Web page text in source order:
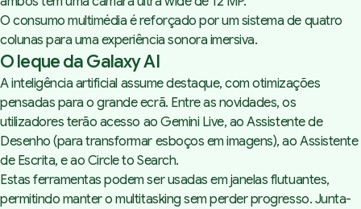
O consumo multimédia é reforçado por um sistema de quatro
colunas para uma experiência sonora imersiva.
O leque da Galaxy AI
A inteligência artificial assume destaque, com otimizações
pensadas para o grande ecrã. Entre as novidades, os
utilizadores terão acesso ao Gemini Live, ao Assistente de
Desenho (para transformar esboços em imagens), ao Assistente
de Escrita, e ao Circle to Search.
Estas ferramentas podem ser usadas em janelas flutuantes,
permitindo manter o multitasking sem perder progresso. Junta-